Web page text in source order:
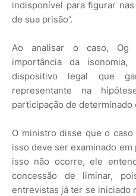
indisponível para figurar
de sua prisão”.
Ao analisar o caso, Og
importância da
dispositivo legal que
representante na
participação de determinado
O ministro disse que o
isso deve ser examinado
isso não ocorre, ele
concessão de liminar,
entrevistas já ter se iniciado